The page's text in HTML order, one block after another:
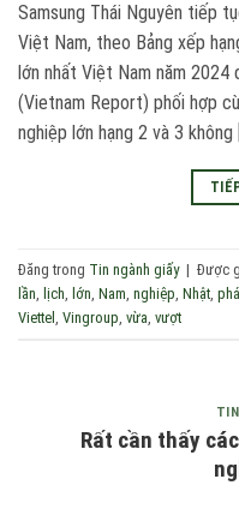
Samsung Thái Nguyên tiếp
Việt Nam, theo Bảng xếp
lớn nhất Việt Nam năm
(Vietnam Report) phối hợp
nghiệp lớn hạng 2 và 3 không
Đăng trong Tin ngành giấy | Được
lần lịch lớn Nam nghiệp Nhật
Viettel Vingroup vừa vượt
Rất cần thấy